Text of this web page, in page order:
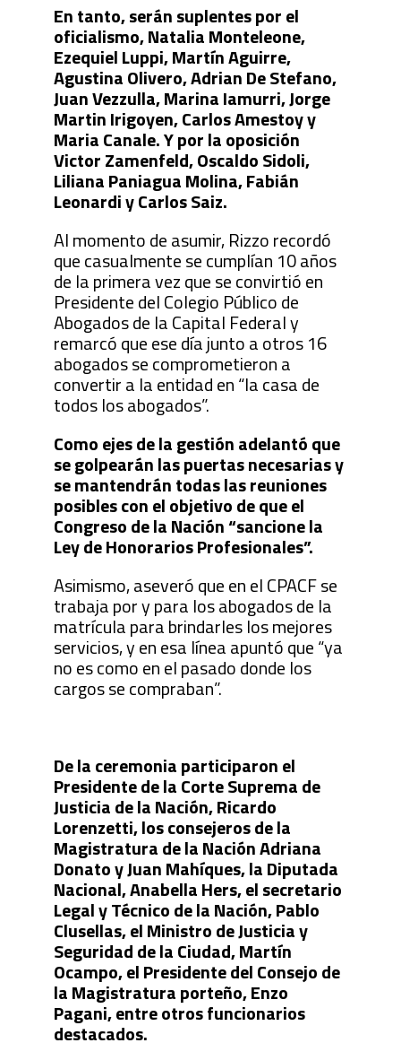
En tanto, serán suplentes por el
oficialismo, Natalia Monteleone,
Ezequiel Luppi, Martín Aguirre,
Agustina Olivero, Adrian De Stefano,
Juan Vezzulla, Marina Iamurri, Jorge
Martin Irigoyen, Carlos Amestoy y
Maria Canale. Y por la oposición
Victor Zamenfeld, Oscaldo Sidoli,
Liliana Paniagua Molina, Fabián
Leonardi y Carlos Saiz.
Al momento de asumir, Rizzo recordó
que casualmente se cumplían 10 años
de la primera vez que se convirtió en
Presidente del Colegio Público de
Abogados de la Capital Federal y
remarcó que ese día junto a otros 16
abogados se comprometieron a
convertir a la entidad en “la casa de
todos los abogados”.
Como ejes de la gestión adelantó que
se golpearán las puertas necesarias y
se mantendrán todas las reuniones
posibles con el objetivo de que el
Congreso de la Nación “sancione la
Ley de Honorarios Profesionales”.
Asimismo, aseveró que en el CPACF se
trabaja por y para los abogados de la
matrícula para brindarles los mejores
servicios, y en esa línea apuntó que “ya
no es como en el pasado donde los
cargos se compraban”.
De la ceremonia participaron el
Presidente de la Corte Suprema de
Justicia de la Nación, Ricardo
Lorenzetti, los consejeros de la
Magistratura de la Nación Adriana
Donato y Juan Mahíques, la Diputada
Nacional, Anabella Hers, el secretario
Legal y Técnico de la Nación, Pablo
Clusellas, el Ministro de Justicia y
Seguridad de la Ciudad, Martín
Ocampo, el Presidente del Consejo de
la Magistratura porteño, Enzo
Pagani, entre otros funcionarios
destacados.